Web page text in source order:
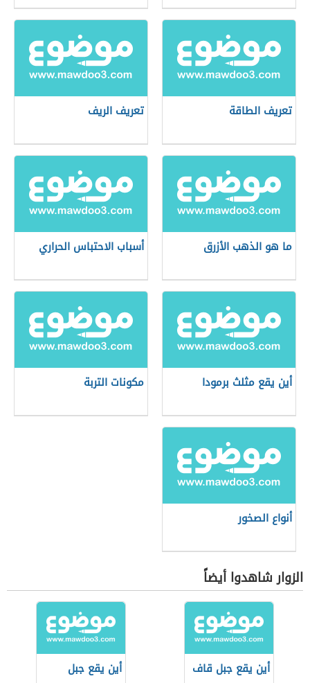
تعريف الطاقة تعريف الريف
ما هو الذهب الأزرق أسباب الاحتباس الحراري
أين يقع مثلث برمودا مكونات التربة
أنواع الصخور
الزوار شاهدوا أيضاً
أين يقع جبل قاف
أين يقع جبل